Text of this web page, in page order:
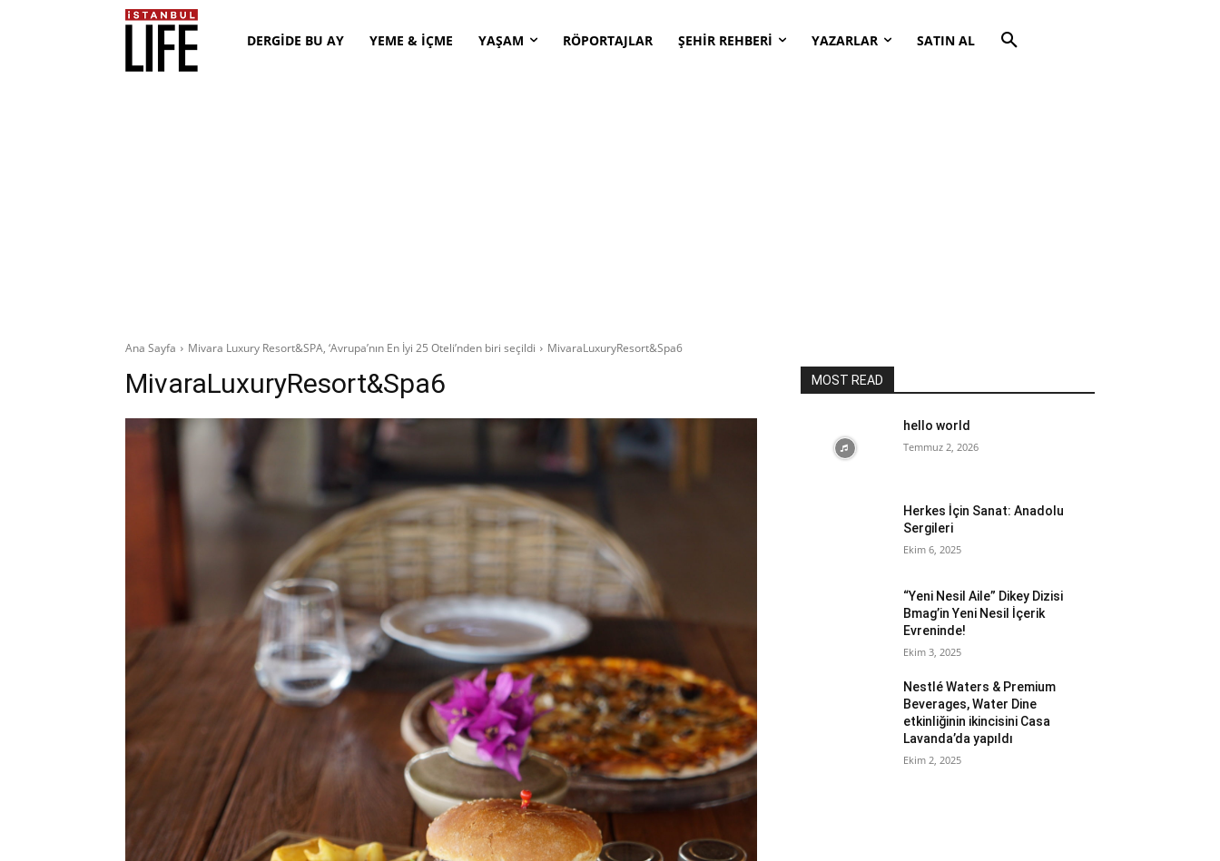
DERGİDE BU AY YEME & İÇME YAŞAM RÖPORTAJLAR ŞEHİR REHBERİ YAZARLAR SATIN AL
Ana Sayfa Mivara Luxury Resort&SPA, ‘Avrupa’nın En İyi 25 Oteli’nden biri seçildi MivaraLuxuryResort&Spa6
MivaraLuxuryResort&Spa6 MOST READ
hello world
Temmuz 2, 2026
Herkes İçin Sanat: Anadolu
Sergileri
Ekim 6, 2025
“Yeni Nesil Aile” Dikey Dizisi
Bmag’in Yeni Nesil İçerik
Evreninde!
Ekim 3, 2025
Nestlé Waters & Premium
Beverages, Water Dine
etkinliğinin ikincisini Casa
Lavanda’da yapıldı
Ekim 2, 2025